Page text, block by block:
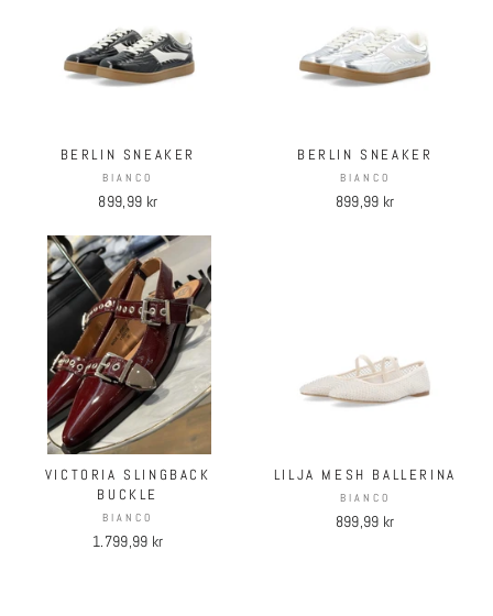
BERLIN SNEAKER
BIANCO
899,99 kr
BERLIN SNEAKER
BIANCO
899,99 kr
VICTORIA SLINGBACK
BUCKLE
BIANCO
1.799,99 kr
LILJA MESH BALLERINA
BIANCO
899,99 kr